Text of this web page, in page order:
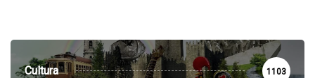
Cultura 1103